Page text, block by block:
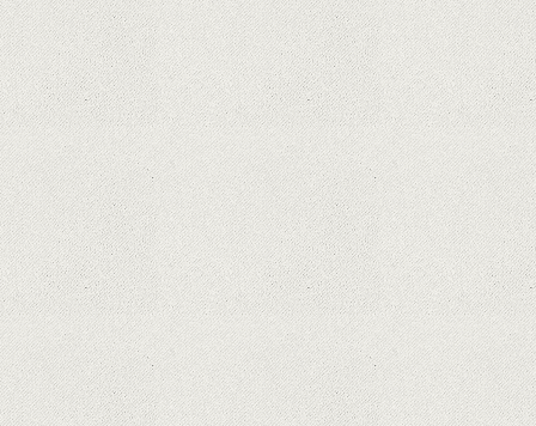
Hoții de telefoane dezvăluie cum fură și banii
victimelor, folosind doar cartela SIM
Samsung Galaxy S21 Ultra: cel mai bun telefon
Android de pe piață
Orange a inclus telefoane premium
recondiționate în portofoliul său; Cum sunt
prețurile față de alte platforme similare?